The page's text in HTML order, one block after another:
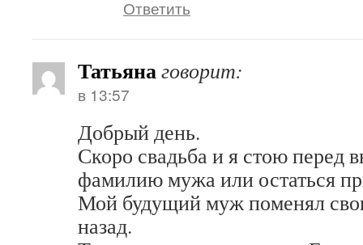
Ответить
Татьянаговорит:
в 13:57
Добрый день.
Скоро свадьба и я стою перед
фамилию мужа или остаться
Мой будущий муж поменял
назад.